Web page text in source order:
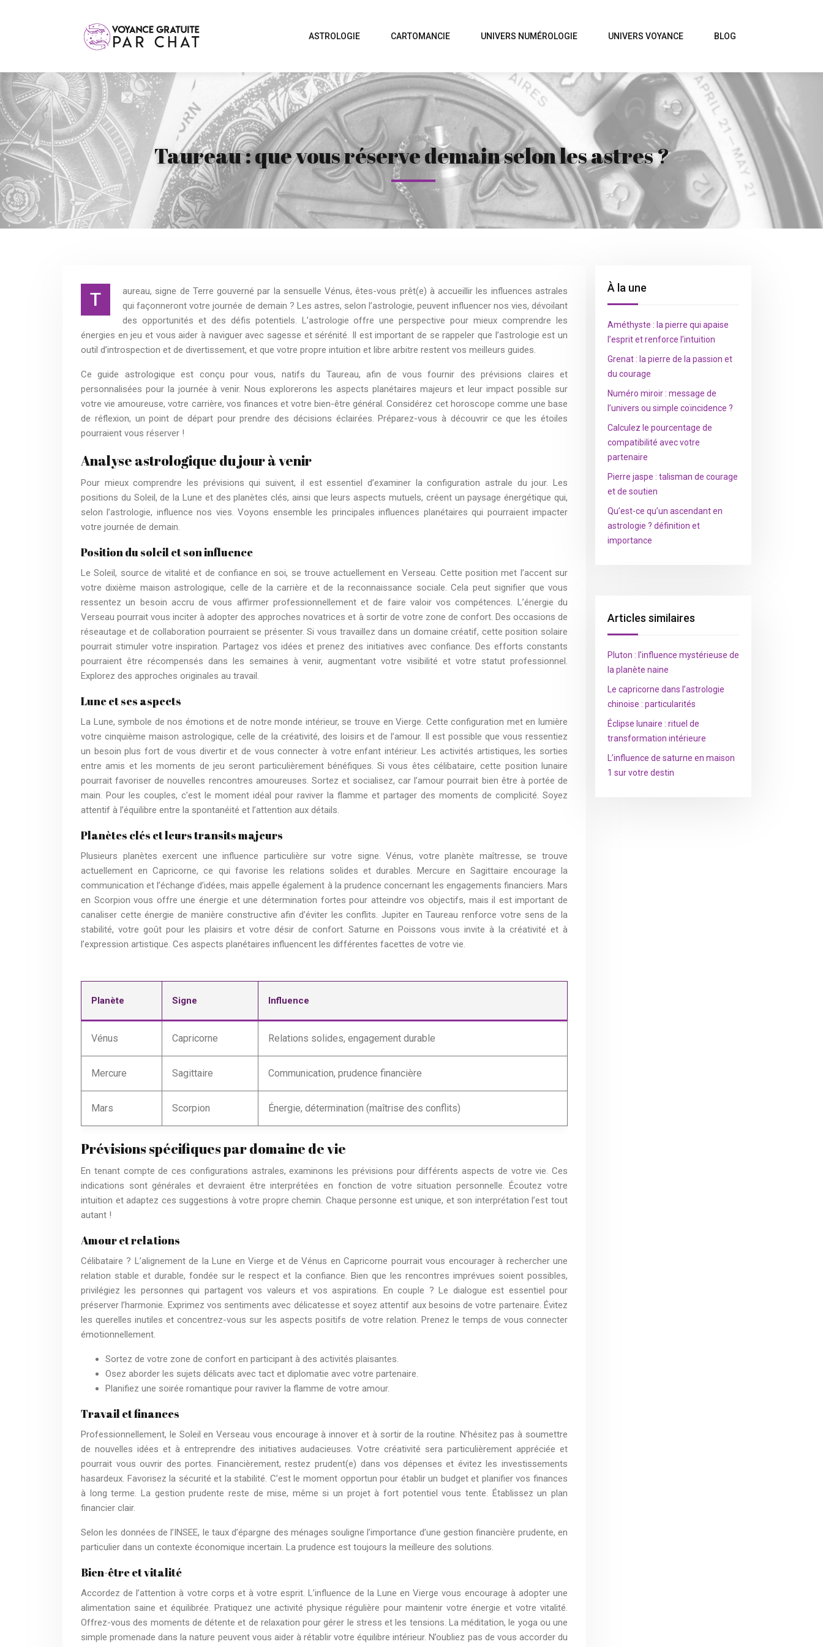
ASTROLOGIE CARTOMANCIE UNIVERS NUMÉROLOGIE UNIVERS VOYANCE BLOG
Taureau : que vous réserve demain selon les astres ?
T
aureau, signe de Terre gouverné par la sensuelle Vénus, êtes-vous prêt(e) à accueillir les influences astrales
qui façonneront votre journée de demain ? Les astres, selon l’astrologie, peuvent influencer nos vies, dévoilant
des opportunités et des défis potentiels. L’astrologie offre une perspective pour mieux comprendre les
énergies en jeu et vous aider à naviguer avec sagesse et sérénité. Il est important de se rappeler que l’astrologie est un
outil d’introspection et de divertissement, et que votre propre intuition et libre arbitre restent vos meilleurs guides.
Ce guide astrologique est conçu pour vous, natifs du Taureau, afin de vous fournir des prévisions claires et
personnalisées pour la journée à venir. Nous explorerons les aspects planétaires majeurs et leur impact possible sur
votre vie amoureuse, votre carrière, vos finances et votre bien-être général. Considérez cet horoscope comme une base
de réflexion, un point de départ pour prendre des décisions éclairées. Préparez-vous à découvrir ce que les étoiles
pourraient vous réserver !
Analyse astrologique du jour à venir
Pour mieux comprendre les prévisions qui suivent, il est essentiel d’examiner la configuration astrale du jour. Les
positions du Soleil, de la Lune et des planètes clés, ainsi que leurs aspects mutuels, créent un paysage énergétique qui,
selon l’astrologie, influence nos vies. Voyons ensemble les principales influences planétaires qui pourraient impacter
votre journée de demain.
Position du soleil et son influence
Le Soleil, source de vitalité et de confiance en soi, se trouve actuellement en Verseau. Cette position met l’accent sur
votre dixième maison astrologique, celle de la carrière et de la reconnaissance sociale. Cela peut signifier que vous
ressentez un besoin accru de vous affirmer professionnellement et de faire valoir vos compétences. L’énergie du
Verseau pourrait vous inciter à adopter des approches novatrices et à sortir de votre zone de confort. Des occasions de
réseautage et de collaboration pourraient se présenter. Si vous travaillez dans un domaine créatif, cette position solaire
pourrait stimuler votre inspiration. Partagez vos idées et prenez des initiatives avec confiance. Des efforts constants
pourraient être récompensés dans les semaines à venir, augmentant votre visibilité et votre statut professionnel.
Explorez des approches originales au travail.
Lune et ses aspects
La Lune, symbole de nos émotions et de notre monde intérieur, se trouve en Vierge. Cette configuration met en lumière
votre cinquième maison astrologique, celle de la créativité, des loisirs et de l’amour. Il est possible que vous ressentiez
un besoin plus fort de vous divertir et de vous connecter à votre enfant intérieur. Les activités artistiques, les sorties
entre amis et les moments de jeu seront particulièrement bénéfiques. Si vous êtes célibataire, cette position lunaire
pourrait favoriser de nouvelles rencontres amoureuses. Sortez et socialisez, car l’amour pourrait bien être à portée de
main. Pour les couples, c’est le moment idéal pour raviver la flamme et partager des moments de complicité. Soyez
attentif à l’équilibre entre la spontanéité et l’attention aux détails.
Planètes clés et leurs transits majeurs
Plusieurs planètes exercent une influence particulière sur votre signe. Vénus, votre planète maîtresse, se trouve
actuellement en Capricorne, ce qui favorise les relations solides et durables. Mercure en Sagittaire encourage la
communication et l’échange d’idées, mais appelle également à la prudence concernant les engagements financiers. Mars
en Scorpion vous offre une énergie et une détermination fortes pour atteindre vos objectifs, mais il est important de
canaliser cette énergie de manière constructive afin d’éviter les conflits. Jupiter en Taureau renforce votre sens de la
stabilité, votre goût pour les plaisirs et votre désir de confort. Saturne en Poissons vous invite à la créativité et à
l’expression artistique. Ces aspects planétaires influencent les différentes facettes de votre vie.
Planète Signe Influence
Vénus Capricorne Relations solides, engagement durable
Mercure Sagittaire Communication, prudence financière
Mars Scorpion Énergie, détermination (maîtrise des conflits)
Prévisions spécifiques par domaine de vie
En tenant compte de ces configurations astrales, examinons les prévisions pour différents aspects de votre vie. Ces
indications sont générales et devraient être interprétées en fonction de votre situation personnelle. Écoutez votre
intuition et adaptez ces suggestions à votre propre chemin. Chaque personne est unique, et son interprétation l’est tout
autant !
Amour et relations
Célibataire ? L’alignement de la Lune en Vierge et de Vénus en Capricorne pourrait vous encourager à rechercher une
relation stable et durable, fondée sur le respect et la confiance. Bien que les rencontres imprévues soient possibles,
privilégiez les personnes qui partagent vos valeurs et vos aspirations. En couple ? Le dialogue est essentiel pour
préserver l’harmonie. Exprimez vos sentiments avec délicatesse et soyez attentif aux besoins de votre partenaire. Évitez
les querelles inutiles et concentrez-vous sur les aspects positifs de votre relation. Prenez le temps de vous connecter
émotionnellement.
Sortez de votre zone de confort en participant à des activités plaisantes.
Osez aborder les sujets délicats avec tact et diplomatie avec votre partenaire.
Planifiez une soirée romantique pour raviver la flamme de votre amour.
Travail et finances
Professionnellement, le Soleil en Verseau vous encourage à innover et à sortir de la routine. N’hésitez pas à soumettre
de nouvelles idées et à entreprendre des initiatives audacieuses. Votre créativité sera particulièrement appréciée et
pourrait vous ouvrir des portes. Financièrement, restez prudent(e) dans vos dépenses et évitez les investissements
hasardeux. Favorisez la sécurité et la stabilité. C’est le moment opportun pour établir un budget et planifier vos finances
à long terme. La gestion prudente reste de mise, même si un projet à fort potentiel vous tente. Établissez un plan
financier clair.
Selon les données de l’INSEE, le taux d’épargne des ménages souligne l’importance d’une gestion financière prudente, en
particulier dans un contexte économique incertain. La prudence est toujours la meilleure des solutions.
Bien-être et vitalité
Accordez de l’attention à votre corps et à votre esprit. L’influence de la Lune en Vierge vous encourage à adopter une
alimentation saine et équilibrée. Pratiquez une activité physique régulière pour maintenir votre énergie et votre vitalité.
Offrez-vous des moments de détente et de relaxation pour gérer le stress et les tensions. La méditation, le yoga ou une
simple promenade dans la nature peuvent vous aider à rétablir votre équilibre intérieur. N’oubliez pas de vous accorder du
À la une
Améthyste : la pierre qui apaise
l’esprit et renforce l’intuition
Grenat : la pierre de la passion et
du courage
Numéro miroir : message de
l’univers ou simple coïncidence ?
Calculez le pourcentage de
compatibilité avec votre
partenaire
Pierre jaspe : talisman de courage
et de soutien
Qu’est-ce qu’un ascendant en
astrologie ? définition et
importance
Articles similaires
Pluton : l’influence mystérieuse de
la planète naine
Le capricorne dans l’astrologie
chinoise : particularités
Éclipse lunaire : rituel de
transformation intérieure
L’influence de saturne en maison
1 sur votre destin